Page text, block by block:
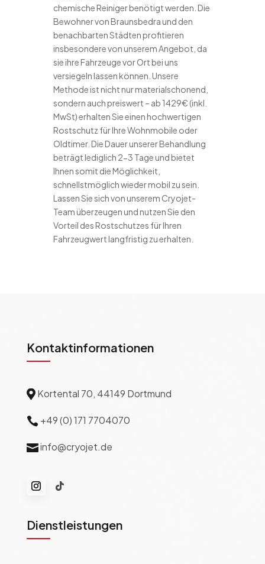
chemische Reiniger benötigt werden. Die
Bewohner von Braunsbedra und den
benachbarten Städten profitieren
insbesondere von unserem Angebot, da
sie ihre Fahrzeuge vor Ort bei uns
versiegeln lassen können. Unsere
Methode ist nicht nur materialschonend,
sondern auch preiswert – ab 1429€ (inkl.
MwSt) erhalten Sie einen hochwertigen
Rostschutz für Ihre Wohnmobile oder
Oldtimer. Die Dauer unserer Behandlung
beträgt lediglich 2-3 Tage und bietet
Ihnen somit die Möglichkeit,
schnellstmöglich wieder mobil zu sein.
Lassen Sie sich von unserem Cryojet-
Team überzeugen und nutzen Sie den
Vorteil des Rostschutzes für Ihren
Fahrzeugwert langfristig zu erhalten.
Kontaktinformationen
 Kortental 70, 44149 Dortmund
 +49 (0) 171 7704070
info@cryojet.de
Dienstleistungen